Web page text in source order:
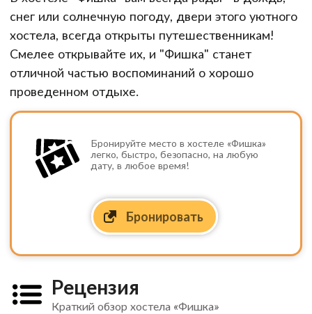
снег или солнечную погоду, двери этого уютного
хостела, всегда открыты путешественникам!
Смелее открывайте их, и "Фишка" станет
отличной частью воспоминаний о хорошо
проведенном отдыхе.
Бронируйте место в хостеле «Фишка»
легко, быстро, безопасно, на любую
дату, в любое время!
Бронировать
Рецензия
Краткий обзор хостела «Фишка»